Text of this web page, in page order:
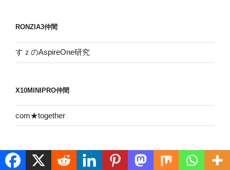
RONZIA3仲間
すｚのAspireOne研究
X10MINIPRO仲間
com★together